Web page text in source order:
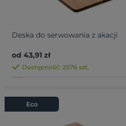
Dostępność: 6823 szt.
Deska do serwowania z akacji
od 43,91 zł
Dostępność: 2576 szt.
Eco